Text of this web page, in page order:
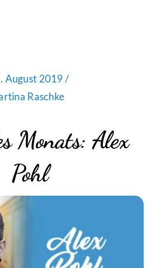
August 2019 /
Raschke
Monats: Alex
Pohl